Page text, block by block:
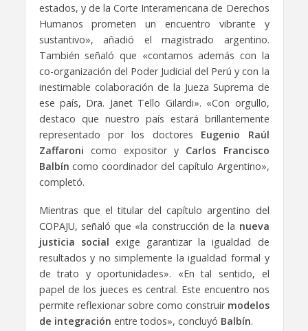
estados, y de la Corte Interamericana de Derechos
Humanos prometen un encuentro vibrante y
sustantivo», añadió el magistrado argentino.
También señaló que «contamos además con la
co-organización del Poder Judicial del Perú y con la
inestimable colaboración de la Jueza Suprema de
ese país, Dra. Janet Tello Gilardi». «Con orgullo,
destaco que nuestro país estará brillantemente
representado por los doctores Eugenio Raúl
Zaffaroni como expositor y Carlos Francisco
Balbín como coordinador del capítulo Argentino»,
completó.
Mientras que el titular del capítulo argentino del
COPAJU, señaló que «la construcción de la nueva
justicia social exige garantizar la igualdad de
resultados y no simplemente la igualdad formal y
de trato y oportunidades». «En tal sentido, el
papel de los jueces es central. Este encuentro nos
permite reflexionar sobre como construirmodelos
de integración entre todos», concluyó Balbín.